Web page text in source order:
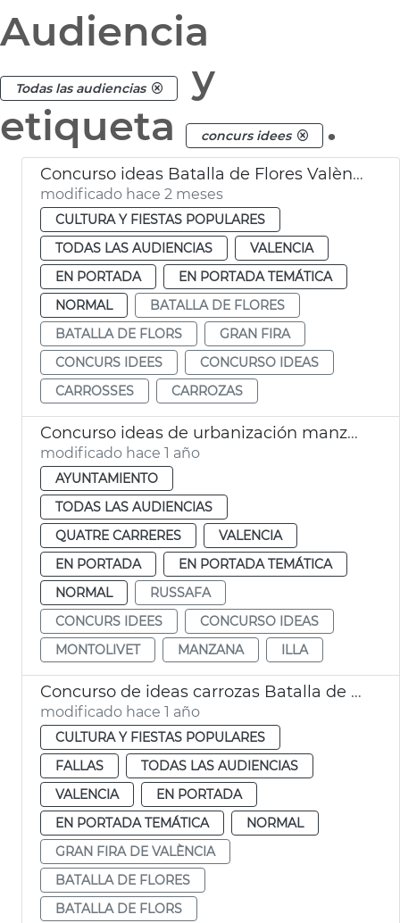
Audiencia
Todas las audiencias
y
etiqueta
concurs idees .
Concurso ideas Batalla de Flores València
modificado hace 2 meses
CULTURA Y FIESTAS POPULARES
TODAS LAS AUDIENCIAS
VALENCIA
EN PORTADA
EN PORTADA TEMÁTICA
NORMAL
BATALLA DE FLORES
BATALLA DE FLORS
GRAN FIRA
CONCURS IDEES
CONCURSO IDEAS
CARROSSES
CARROZAS
Concurso ideas de urbanización manzana de Montolivet
modificado hace 1 año
AYUNTAMIENTO
TODAS LAS AUDIENCIAS
QUATRE CARRERES
VALENCIA
EN PORTADA
EN PORTADA TEMÁTICA
NORMAL
RUSSAFA
CONCURS IDEES
CONCURSO IDEAS
MONTOLIVET
MANZANA ILLA
Concurso de ideas carrozas Batalla de Flores València
modificado hace 1 año
CULTURA Y FIESTAS POPULARES
FALLAS
TODAS LAS AUDIENCIAS
VALENCIA
EN PORTADA
EN PORTADA TEMÁTICA
NORMAL
GRAN FIRA DE VALÈNCIA
BATALLA DE FLORES
BATALLA DE FLORS